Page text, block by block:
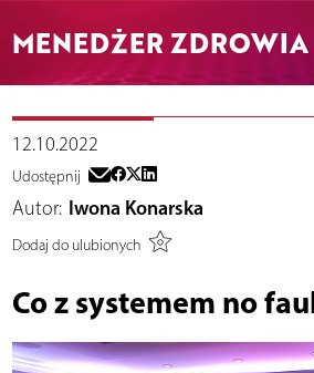
MENEDŻER ZDROWIA
12.10.2022
Udostępnij
Autor: Iwona Konarska
Dodaj do ulubionych
Co z systemem no